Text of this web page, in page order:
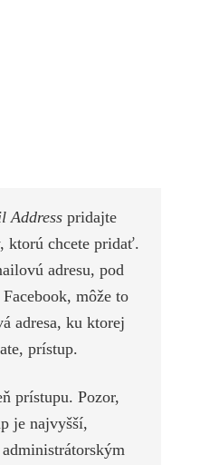
Addresspridajte
ktorú chcete pridať.
adresu, pod
môže to
adresa, ku ktorej
prístup.
prístupu. Pozor,
je najvyšší,